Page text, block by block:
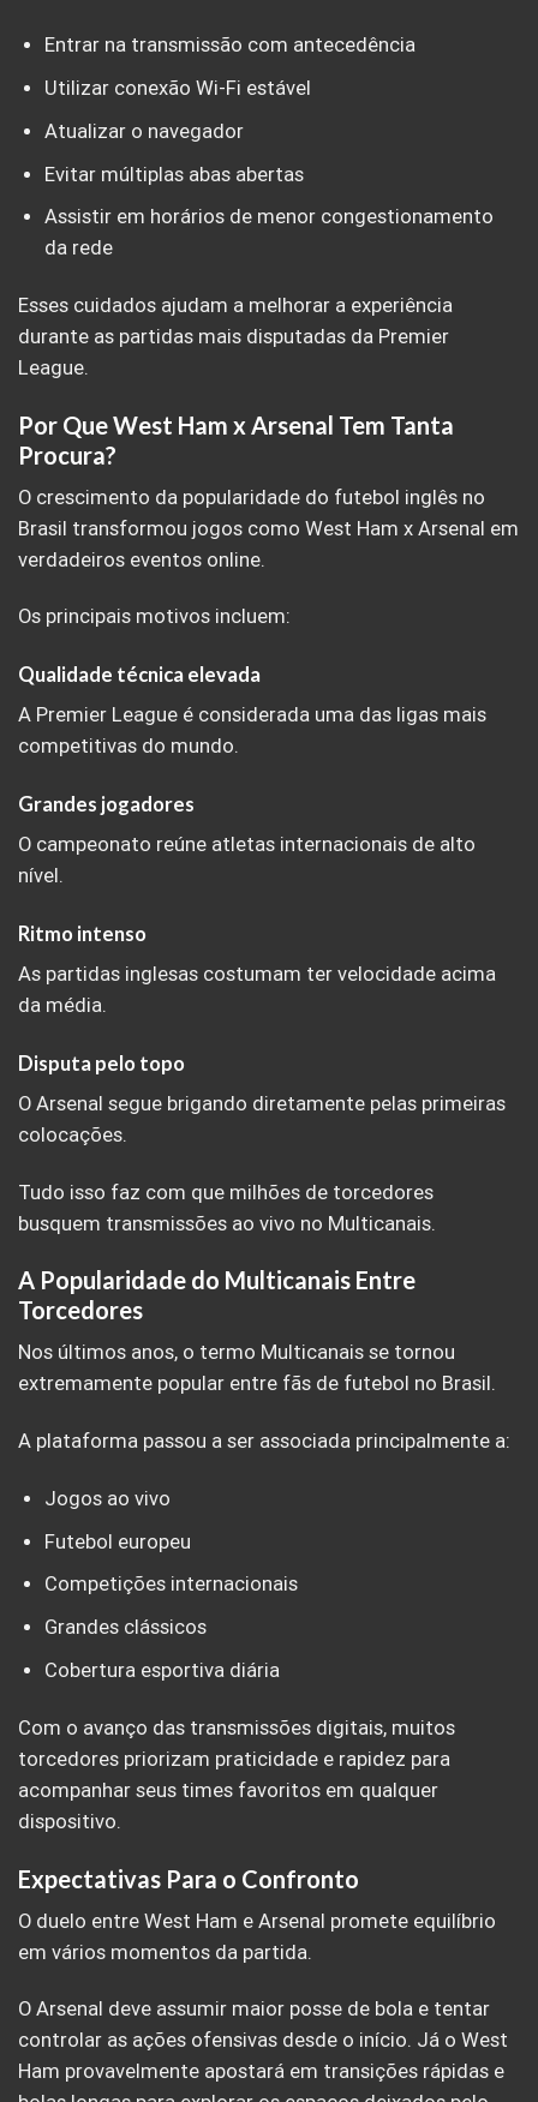
Entrar na transmissão com antecedência
Utilizar conexão Wi-Fi estável
Atualizar o navegador
Evitar múltiplas abas abertas
Assistir em horários de menor congestionamento
da rede
Esses cuidados ajudam a melhorar a experiência
durante as partidas mais disputadas da Premier
League.
Por Que West Ham x Arsenal Tem Tanta
Procura?
O crescimento da popularidade do futebol inglês no
Brasil transformou jogos como West Ham x Arsenal em
verdadeiros eventos online.
Os principais motivos incluem:
Qualidade técnica elevada
A Premier League é considerada uma das ligas mais
competitivas do mundo.
Grandes jogadores
O campeonato reúne atletas internacionais de alto
nível.
Ritmo intenso
As partidas inglesas costumam ter velocidade acima
da média.
Disputa pelo topo
O Arsenal segue brigando diretamente pelas primeiras
colocações.
Tudo isso faz com que milhões de torcedores
busquem transmissões ao vivo no Multicanais.
A Popularidade do Multicanais Entre
Torcedores
Nos últimos anos, o termo Multicanais se tornou
extremamente popular entre fãs de futebol no Brasil.
A plataforma passou a ser associada principalmente a:
Jogos ao vivo
Futebol europeu
Competições internacionais
Grandes clássicos
Cobertura esportiva diária
Com o avanço das transmissões digitais, muitos
torcedores priorizam praticidade e rapidez para
acompanhar seus times favoritos em qualquer
dispositivo.
Expectativas Para o Confronto
O duelo entre West Ham e Arsenal promete equilíbrio
em vários momentos da partida.
O Arsenal deve assumir maior posse de bola e tentar
controlar as ações ofensivas desde o início. Já o West
Ham provavelmente apostará em transições rápidas e